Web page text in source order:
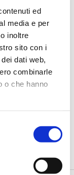
ed
media e per
inoltre
sito con i
dati web,
combinarle
o che hanno
"L’AI va
of concept
per la